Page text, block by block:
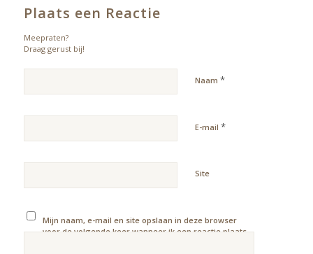
Plaats een Reactie
Meepraten?
Draag gerust bij!
Naam *
E-mail *
Site
Mijn naam, e-mail en site opslaan in deze browser
voor de volgende keer wanneer ik een reactie plaats.